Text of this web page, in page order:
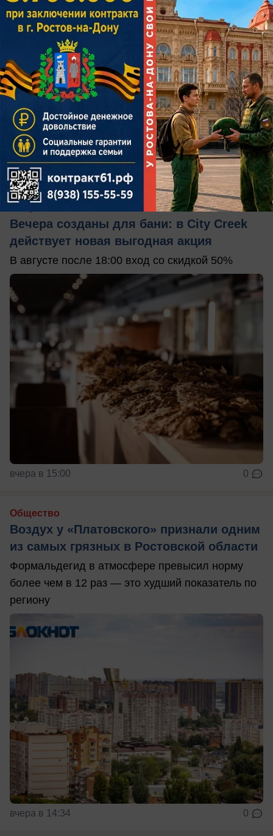
вчера в 15:35 0
Вечера созданы для бани: в City Creek
действует новая выгодная акция
В августе после 18:00 вход со скидкой 50%
вчера в 15:00 0
Общество
Воздух у «Платовского» признали одним
из самых грязных в Ростовской области
Формальдегид в атмосфере превысил норму
более чем в 12 раз — это худший показатель по
региону
вчера в 14:34 0